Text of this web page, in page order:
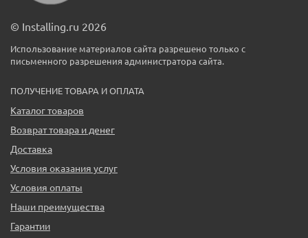
© Installing.ru 2026
Использование материалов сайта разрешено только с
письменного разрешения администратора сайта.
ПОЛУЧЕНИЕ ТОВАРА И ОПЛАТА
Каталог товаров
Возврат товара и денег
Доставка
Условия оказания услуг
Условия оплаты
Наши преимущества
Гарантии